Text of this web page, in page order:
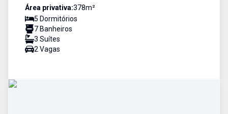
Área privativa:378m²
5 Dormitórios
7 Banheiros
3 Suítes
2 Vagas